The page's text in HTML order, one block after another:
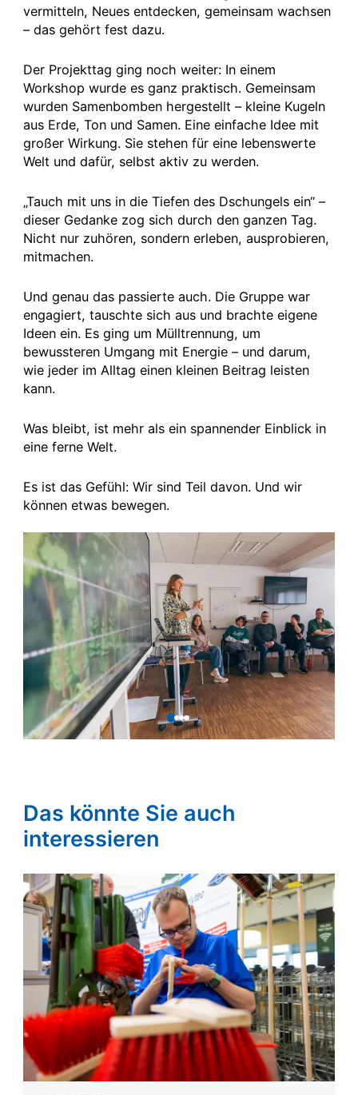
vermitteln, Neues entdecken, gemeinsam wachsen
– das gehört fest dazu.
Der Projekttag ging noch weiter: In einem
Workshop wurde es ganz praktisch. Gemeinsam
wurden Samenbomben hergestellt – kleine Kugeln
aus Erde, Ton und Samen. Eine einfache Idee mit
großer Wirkung. Sie stehen für eine lebenswerte
Welt und dafür, selbst aktiv zu werden.
„Tauch mit uns in die Tiefen des Dschungels ein“ –
dieser Gedanke zog sich durch den ganzen Tag.
Nicht nur zuhören, sondern erleben, ausprobieren,
mitmachen.
Und genau das passierte auch. Die Gruppe war
engagiert, tauschte sich aus und brachte eigene
Ideen ein. Es ging um Mülltrennung, um
bewussteren Umgang mit Energie – und darum,
wie jeder im Alltag einen kleinen Beitrag leisten
kann.
Was bleibt, ist mehr als ein spannender Einblick in
eine ferne Welt.
Es ist das Gefühl: Wir sind Teil davon. Und wir
können etwas bewegen.
Das könnte Sie auch
interessieren